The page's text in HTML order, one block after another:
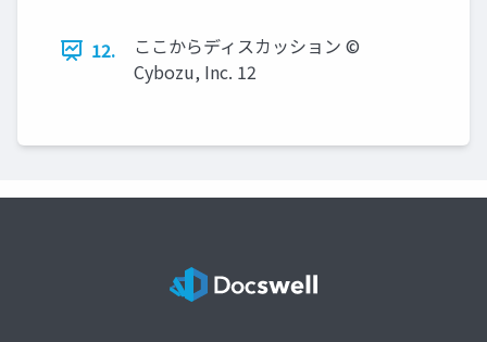
12.
ここからディスカッション ©️
Cybozu, Inc. 12